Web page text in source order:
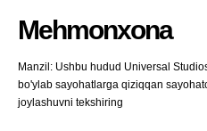
Mehmonxona
Manzil: Ushbu hudud Universal
bo'ylab sayohatlarga qiziqqan
joylashuvni tekshiring